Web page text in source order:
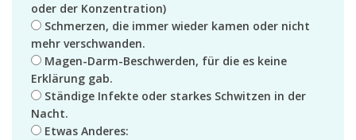
oder der Konzentration)
Schmerzen, die immer wieder kamen oder nicht
mehr verschwanden.
Magen-Darm-Beschwerden, für die es keine
Erklärung gab.
Ständige Infekte oder starkes Schwitzen in der
Nacht.
Etwas Anderes: